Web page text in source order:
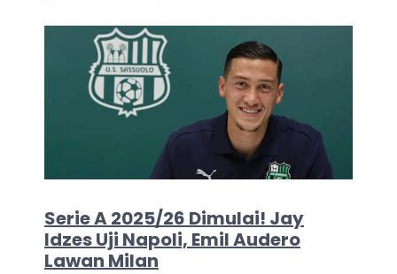
Serie A 2025/26 Dimulai! Jay
Idzes Uji Napoli, Emil Audero
Lawan Milan